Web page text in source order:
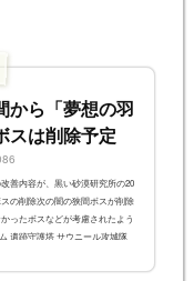
から「夢想の羽
スは削除予定
善内容が、黒い砂漠研究所の20
の削除次の闇の狭間ボスが削除
ったボスなどが考慮されたよう
遺跡守護塔 サウニール攻城隊
報酬が強化される。 フェリー
木の精霊 アヒブズグリフォン